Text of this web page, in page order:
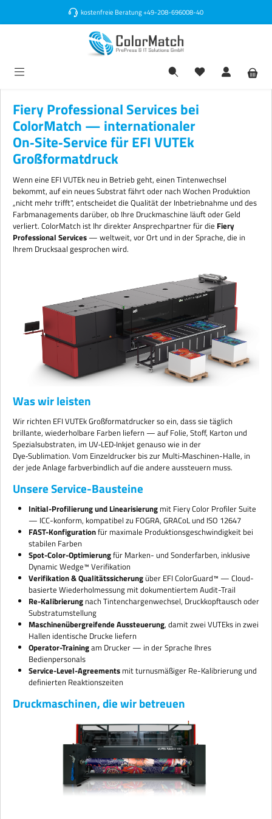
kostenfreie Beratung+49-208-696008-40
Fiery Professional Services bei
ColorMatch — internationaler
On‑Site‑Service für EFI VUTEk
Großformatdruck
Wenn eine EFI VUTEk neu in Betrieb geht, einen Tintenwechsel
bekommt, auf ein neues Substrat fährt oder nach Wochen Produktion
„nicht mehr trifft", entscheidet die Qualität der Inbetriebnahme und des
Farbmanagements darüber, ob Ihre Druckmaschine läuft oder Geld
verliert. ColorMatch ist Ihr direkter Ansprechpartner für die Fiery
Professional Services— weltweit, vor Ort und in der Sprache, die in
Ihrem Drucksaal gesprochen wird.
Was wir leisten
Wir richten EFI VUTEk Großformatdrucker so ein, dass sie täglich
brillante, wiederholbare Farben liefern — auf Folie, Stoff, Karton und
Spezialsubstraten, im UV‑LED‑Inkjet genauso wie in der
Dye‑Sublimation. Vom Einzeldrucker bis zur Multi‑Maschinen-Halle, in
der jede Anlage farbverbindlich auf die andere aussteuern muss.
Unsere Service-Bausteine
Initial-Profilierung und Linearisierungmit Fiery Color Profiler Suite
— ICC-konform, kompatibel zu FOGRA, GRACoL und ISO 12647
FAST-Konfigurationfür maximale Produktionsgeschwindigkeit bei
stabilen Farben
Spot-Color-Optimierungfür Marken- und Sonderfarben, inklusive
Dynamic Wedge™ Verifikation
Verifikation & Qualitätssicherungüber EFI ColorGuard™ — Cloud-
basierte Wiederholmessung mit dokumentiertem Audit-Trail
Re-Kalibrierungnach Tintenchargenwechsel, Druckkopftausch oder
Substratumstellung
Maschinenübergreifende Aussteuerung, damit zwei VUTEks in zwei
Hallen identische Drucke liefern
Operator-Trainingam Drucker — in der Sprache Ihres
Bedienpersonals
Service-Level-Agreementsmit turnusmäßiger Re-Kalibrierung und
definierten Reaktionszeiten
Druckmaschinen, die wir betreuen